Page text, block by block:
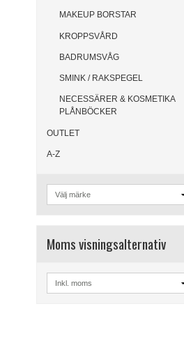
MAKEUP BORSTAR
KROPPSVÅRD
BADRUMSVÅG
SMINK / RAKSPEGEL
NECESSÄRER & KOSMETIKA
PLÅNBÖCKER
OUTLET
A-Z
Moms visningsalternativ